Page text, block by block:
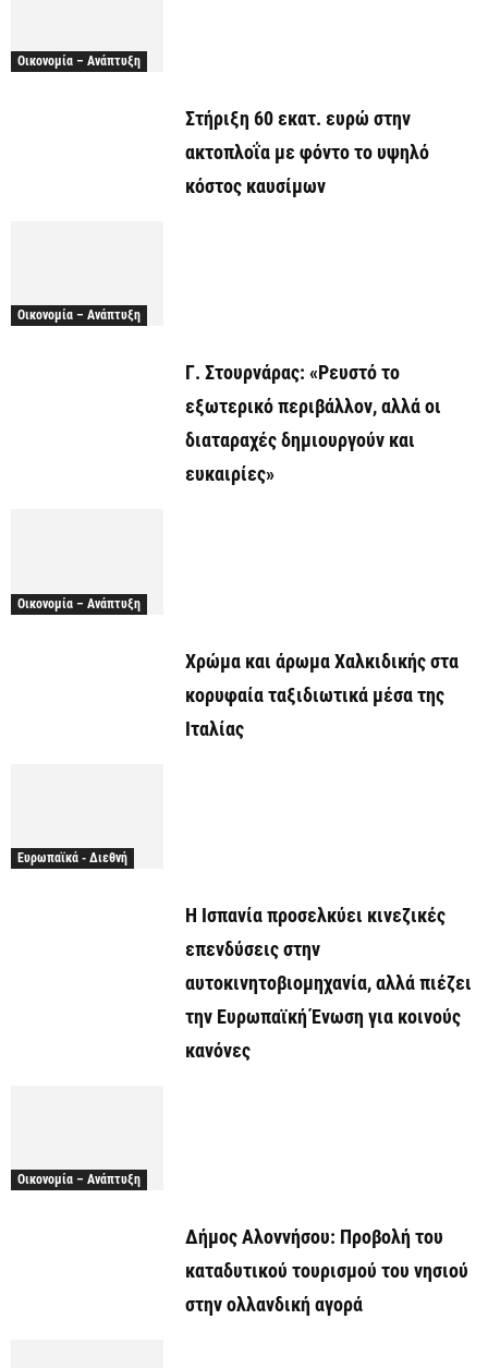
Οικονομία – Ανάπτυξη
Στήριξη 60 εκατ. ευρώ στην
ακτοπλοΐα με φόντο το υψηλό
κόστος καυσίμων
Οικονομία – Ανάπτυξη
Γ. Στουρνάρας: «Ρευστό το
εξωτερικό περιβάλλον, αλλά οι
διαταραχές δημιουργούν και
ευκαιρίες»
Οικονομία – Ανάπτυξη
Χρώμα και άρωμα Χαλκιδικής στα
κορυφαία ταξιδιωτικά μέσα της
Ιταλίας
Ευρωπαϊκά - Διεθνή
Η Ισπανία προσελκύει κινεζικές
επενδύσεις στην
αυτοκινητοβιομηχανία, αλλά πιέζει
την Ευρωπαϊκή Ένωση για κοινούς
κανόνες
Οικονομία – Ανάπτυξη
Δήμος Αλοννήσου: Προβολή του
καταδυτικού τουρισμού του νησιού
στην ολλανδική αγορά